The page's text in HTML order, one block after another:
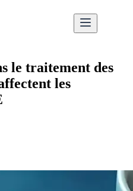
le traitement des
les